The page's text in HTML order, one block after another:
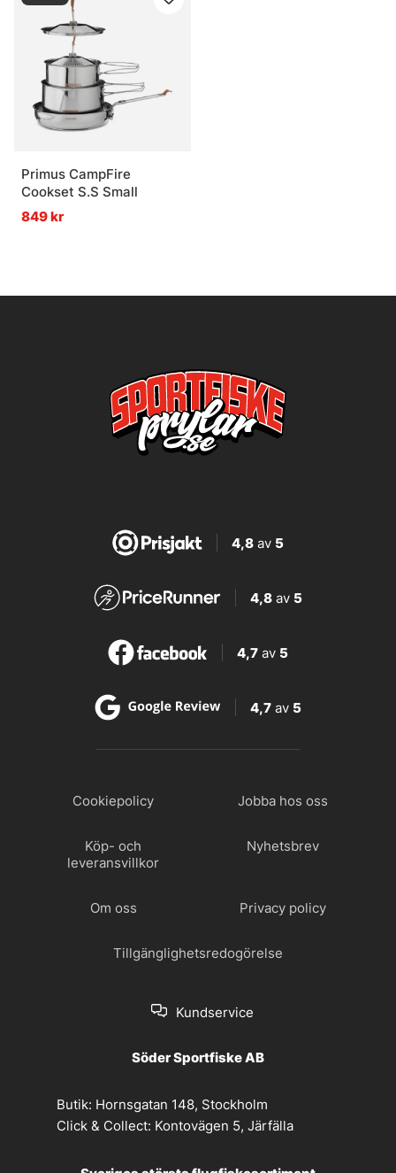
Primus CampFire
Cookset S.S Small
849 kr
4,8av 5
4,8 av 5
4,7 av 5
4,7 av 5
Cookiepolicy Jobba hos oss
Köp- och
leveransvillkor
Nyhetsbrev
Om oss Privacy policy
Tillgänglighetsredogörelse
Kundservice
Söder Sportfiske AB
Butik: Hornsgatan 148, Stockholm
Click & Collect: Kontovägen 5, Järfälla